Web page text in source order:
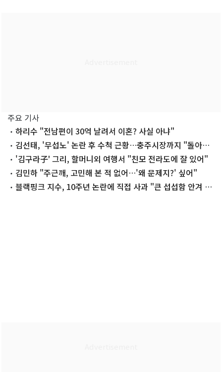
주요 기사
하리수 "전남편이 30억 날려서 이혼? 사실 아냐"
김선태, '무섭노' 논란 후 수척 근황…충주시장까지 "돌아올
생각 없냐?"
'김구라子' 그리, 할머니외 여행서 "친모 전라도에 잘 있어"
김민하 "주근깨, 고민해 본 적 없어…'왜 문제지?' 싶어"
블랙핑크 지수, 10주년 논란에 직접 사과 "큰 섭섭함 안겨 미